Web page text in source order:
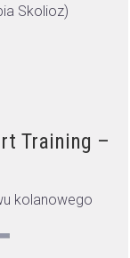
Skolioz)
Training –
kolanowego